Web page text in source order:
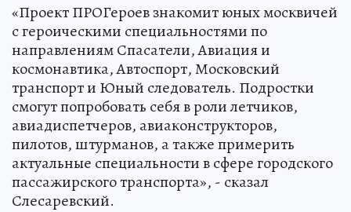
«Проект ПРОГероев знакомит юных москвичей
с героическими специальностями по
направлениям Спасатели, Авиация и
космонавтика, Автоспорт, Московский
транспорт и Юный следователь. Подростки
смогут попробовать себя в роли летчиков,
авиадиспетчеров, авиаконструкторов,
пилотов, штурманов, а также примерить
актуальные специальности в сфере городского
пассажирского транспорта», - сказал
Слесаревский.